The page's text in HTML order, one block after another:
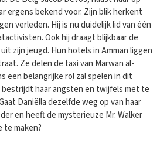
ergens bekend voor. Zijn blik herkent
verleden. Hij is nu duidelijk lid van één
Ook hij draagt blijkbaar de
zijn jeugd. Hun hotels in Amman liggen
Ze delen de taxi van Marwan al-
een belangrijke rol zal spelen in dit
bestrijdt haar angsten en twijfels met te
Daniëlla dezelfde weg op van haar
en heeft de mysterieuze Mr. Walker
te maken?